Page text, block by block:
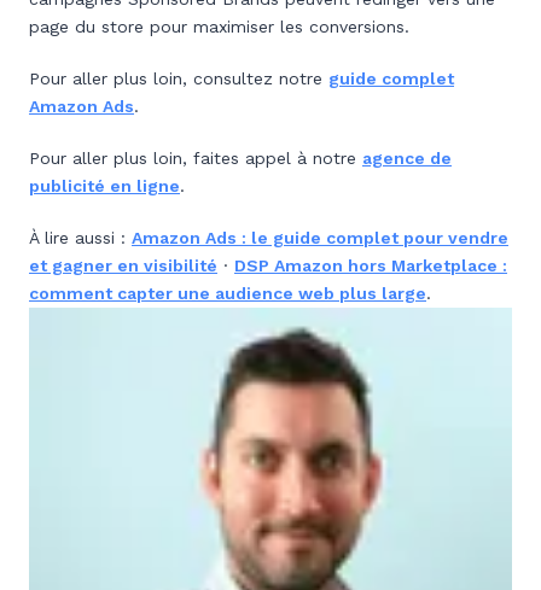
page du store pour maximiser les conversions.
Pour aller plus loin, consultez notre guide complet
Amazon Ads.
Pour aller plus loin, faites appel à notre agence de
publicité en ligne.
À lire aussi : Amazon Ads : le guide complet pour vendre
et gagner en visibilité · DSP Amazon hors Marketplace :
comment capter une audience web plus large.